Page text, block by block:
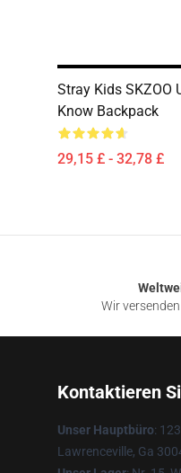
Stray Kids SKZOO
Know Backpack
29,15 £ - 32,78 £
Wir
Kontaktieren
Unser Hauptbüro:
Lawrenceville, Ga